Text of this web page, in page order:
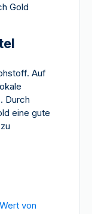
Gold
Auf
Durch
eine gute
Wert von